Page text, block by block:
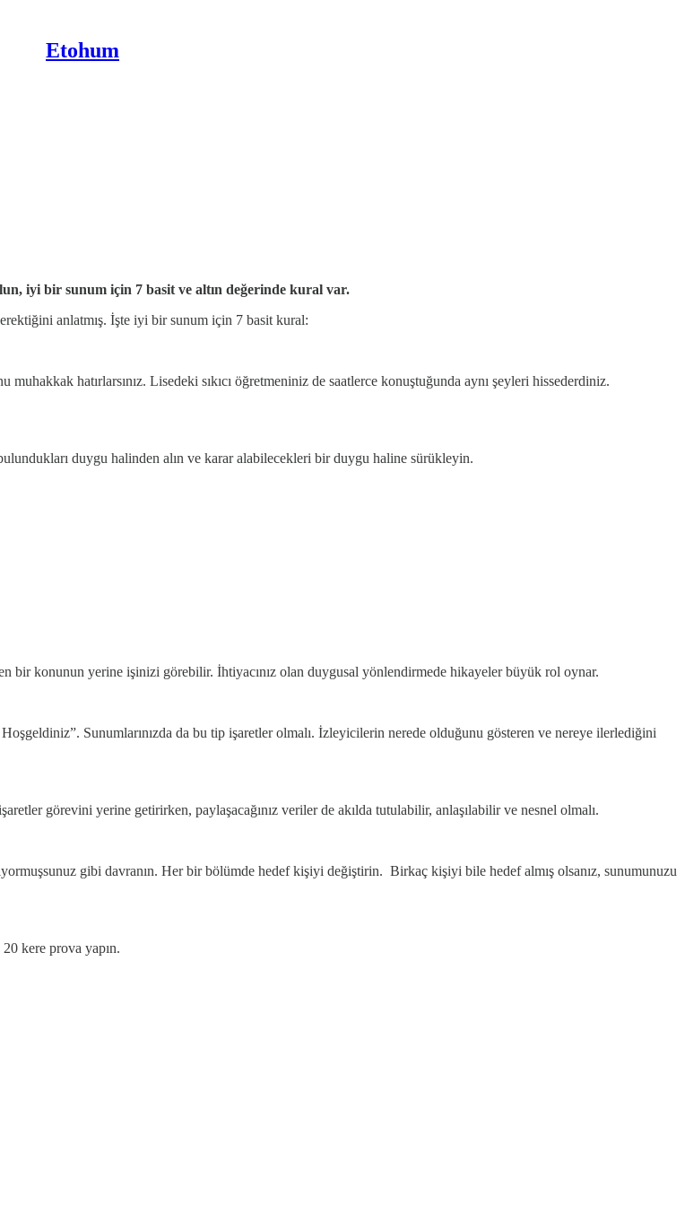
Etohum
iyi bir sunum için 7 basit ve altın değerinde kural var.
anlatmış. İşte iyi bir sunum için 7 basit kural:
hatırlarsınız. Lisedeki sıkıcı öğretmeniniz de saatlerce konuştuğunda aynı şeyleri hissederdiniz.
duygu halinden alın ve karar alabilecekleri bir duygu haline sürükleyin.
bir konunun yerine işinizi görebilir. İhtiyacınız olan duygusal yönlendirmede hikayeler büyük rol oynar.
Sunumlarınızda da bu tip işaretler olmalı. İzleyicilerin nerede olduğunu gösteren ve nereye ilerlediğini
görevini yerine getirirken, paylaşacağınız veriler de akılda tutulabilir, anlaşılabilir ve nesnel olmalı.
gibi davranın. Her bir bölümde hedef kişiyi değiştirin. Birkaç kişiyi bile hedef almış olsanız, sunumunuzu
kere prova yapın.